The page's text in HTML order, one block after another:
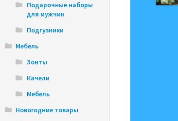
Подарочные наборы
для мужчин
Подгузники
Мебель
Зонты
Качели
Мебель
Новогодние товары